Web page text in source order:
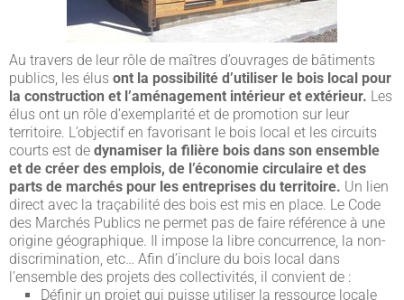
Au travers de leur rôle de maîtres d’ouvrages de bâtiments
publics, les élus ont la possibilité d’utiliser le bois local pour
la construction et l’aménagement intérieur et extérieur. Les
élus ont un rôle d’exemplarité et de promotion sur leur
territoire. L’objectif en favorisant le bois local et les circuits
courts est de dynamiser la filière bois dans son ensemble
et de créer des emplois, de l’économie circulaire et des
parts de marchés pour les entreprises du territoire. Un lien
direct avec la traçabilité des bois est mis en place. Le Code
des Marchés Publics ne permet pas de faire référence à une
origine géographique. Il impose la libre concurrence, la non-
discrimination, etc… Afin d’inclure du bois local dans
l’ensemble des projets des collectivités, il convient de :
Définir un projet qui puisse utiliser la ressource locale